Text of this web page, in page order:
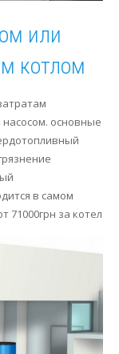
или
котлом
основные
в самом
71000грн за котел